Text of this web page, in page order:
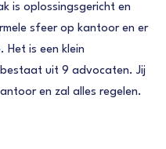
is oplossingsgericht en
sfeer op kantoor en er
Het is een klein
uit 9 advocaten. Jij
en zal alles regelen.